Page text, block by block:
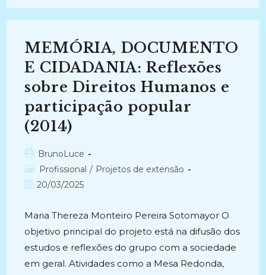
CONSTRUÇÃO
SOCIAL
(2011)
MEMÓRIA, DOCUMENTO
E CIDADANIA: Reflexões
sobre Direitos Humanos e
participação popular
(2014)
Autor
do
post:
BrunoLuce
Categoria
do
Profissional / Projetos de extensão
Post20/03/2025
Maria Thereza Monteiro Pereira Sotomayor O
objetivo principal do projeto está na difusão dos
estudos e reflexões do grupo com a sociedade
em geral. Atividades como a Mesa Redonda,